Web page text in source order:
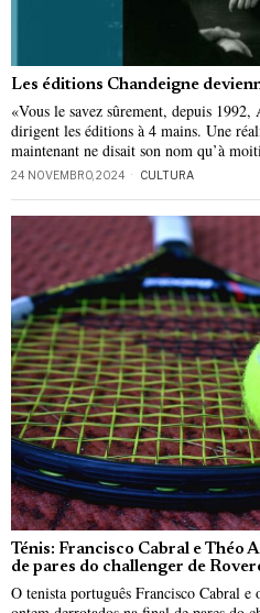
Les éditions Chandeigne
«Vous le savez sûrement, depuis
dirigent les éditions à 4 mains. Une
maintenant ne disait son nom qu’à
24 NOVEMBRO, 2024 CULTURA
Ténis: Francisco Cabral e Théo
de pares do challenger de
O tenista português Francisco Cabral